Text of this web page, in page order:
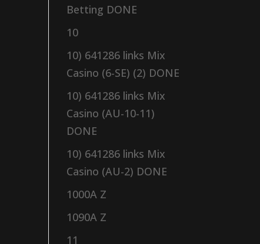
Betting DONE
10
10) 641286 links Mix
Casino (6-SE) (2) DONE
10) 641286 links Mix
Casino (AU-10-11)
DONE
10) 641286 links Mix
Casino (AU-2) DONE
1000A Z
1090A Z
11